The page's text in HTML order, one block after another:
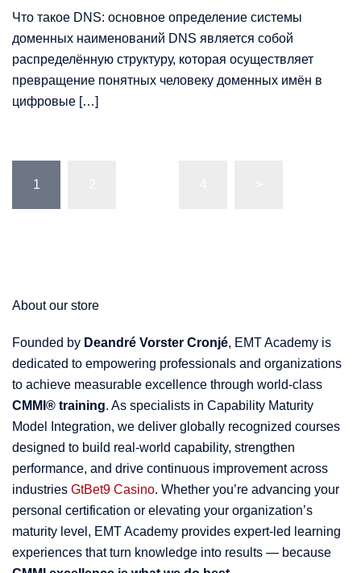
Что такое DNS: основное определение системы
доменных наименований DNS является собой
распределённую структуру, которая осуществляет
превращение понятных человеку доменных имён в
цифровые […]
pagination
1
About our store
Founded by Deandré Vorster Cronjé, EMT Academy is
dedicated to empowering professionals and organizations
to achieve measurable excellence through world-class
CMMI® training. As specialists in Capability Maturity
Model Integration, we deliver globally recognized courses
designed to build real-world capability, strengthen
performance, and drive continuous improvement across
industries GtBet9 Casino. Whether you’re advancing your
personal certification or elevating your organization’s
maturity level, EMT Academy provides expert-led learning
experiences that turn knowledge into results — because